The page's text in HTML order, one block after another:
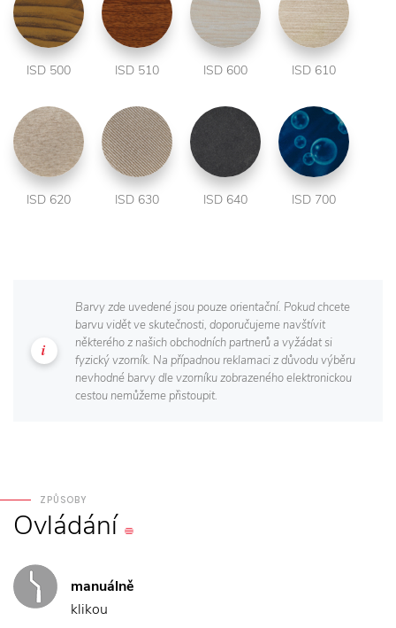
ISD 500 ISD 510 ISD 600 ISD 610
ISD 620 ISD 630 ISD 640 ISD 700
Barvy zde uvedené jsou pouze orientační. Pokud chcete
barvu vidět ve skutečnosti, doporučujeme navštívit
některého z našich obchodních partnerů a vyžádat si
fyzický vzorník. Na případnou reklamaci z důvodu výběru
nevhodné barvy dle vzorníku zobrazeného elektronickou
cestou nemůžeme přistoupit.
ZPŮSOBY
Ovládání
manuálně
klikou